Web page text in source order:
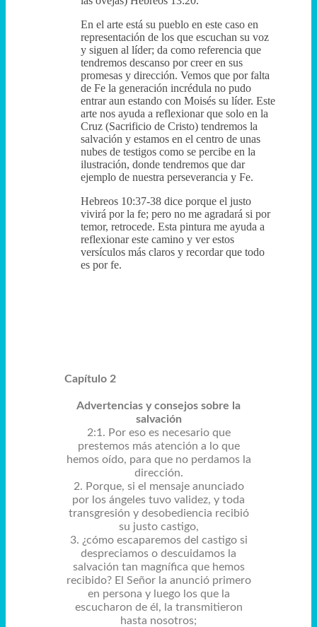
En el arte está su pueblo en este caso en
representación de los que escuchan su voz
y siguen al líder; da como referencia que
tendremos descanso por creer en sus
promesas y dirección. Vemos que por falta
de Fe la generación incrédula no pudo
entrar aun estando con Moisés su líder. Este
arte nos ayuda a reflexionar que solo en la
Cruz (Sacrificio de Cristo) tendremos la
salvación y estamos en el centro de unas
nubes de testigos como se percibe en la
ilustración, donde tendremos que dar
ejemplo de nuestra perseverancia y Fe.
Hebreos 10:37-38 dice porque el justo
vivirá por la fe; pero no me agradará si por
temor, retrocede. Esta pintura me ayuda a
reflexionar este camino y ver estos
versículos más claros y recordar que todo
es por fe.
Capítulo 2
Advertencias y consejos sobre la
salvación
2:1. Por eso es necesario que
prestemos más atención a lo que
hemos oído, para que no perdamos la
dirección.
2. Porque, si el mensaje anunciado
por los ángeles tuvo validez, y toda
transgresión y desobediencia recibió
su justo castigo,
3. ¿cómo escaparemos del castigo si
despreciamos o descuidamos la
salvación tan magnífica que hemos
recibido? El Señor la anunció primero
en persona y luego los que la
escucharon de él, la transmitieron
hasta nosotros;